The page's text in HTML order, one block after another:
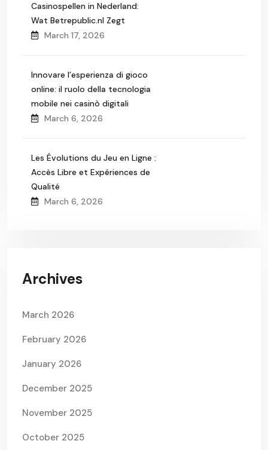
Casinospellen in Nederland:
Wat Betrepublic.nl Zegt
March 17, 2026
Innovare l’esperienza di gioco
online: il ruolo della tecnologia
mobile nei casinò digitali
March 6, 2026
Les Évolutions du Jeu en Ligne :
Accès Libre et Expériences de
Qualité
March 6, 2026
Archives
March 2026
February 2026
January 2026
December 2025
November 2025
October 2025